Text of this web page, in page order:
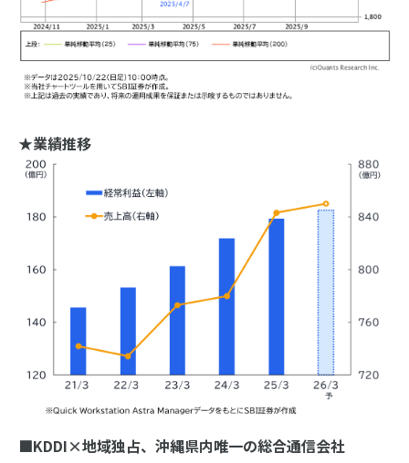
★業績推移
■KDDI×地域独占、沖縄県内唯一の総合通信会社